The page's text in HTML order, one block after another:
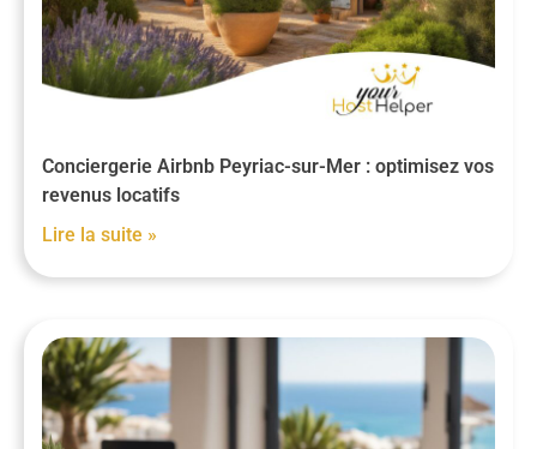
Conciergerie Airbnb Peyriac-sur-Mer : optimisez vos
revenus locatifs
Lire la suite »